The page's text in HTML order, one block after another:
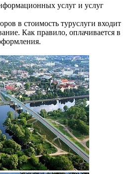
услуг и услуг
в стоимость туруслуги входит
Как правило, оплачивается в